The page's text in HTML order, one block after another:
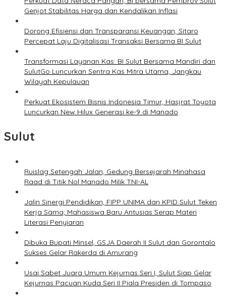
Genjot Stabilitas Harga dan Kendalikan Inflasi
Dorong Efisiensi dan Transparansi Keuangan, Sitaro
Percepat Laju Digitalisasi Transaksi Bersama BI Sulut
Transformasi Layanan Kas: BI Sulut Bersama Mandiri dan
SulutGo Luncurkan Sentra Kas Mitra Utama, Jangkau
Wilayah Kepulauan
Perkuat Ekosistem Bisnis Indonesia Timur, Hasjrat Toyota
Luncurkan New Hilux Generasi ke-9 di Manado
Sulut
Ruislag Setengah Jalan, Gedung Bersejarah Minahasa
Raad di Titik Nol Manado Milik TNI-AL
Jalin Sinergi Pendidikan, FIPP UNIMA dan KPID Sulut Teken
Kerja Sama; Mahasiswa Baru Antusias Serap Materi
Literasi Penyiaran
Dibuka Bupati Minsel, GSJA Daerah II Sulut dan Gorontalo
Sukses Gelar Rakerda di Amurang
Usai Sabet Juara Umum Kejurnas Seri I, Sulut Siap Gelar
Kejurnas Pacuan Kuda Seri II Piala Presiden di Tompaso